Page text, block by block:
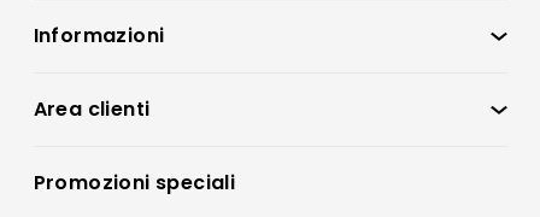
Informazioni
Condizioni di vendita
Preferenze Cookies
Area clienti
Registrati
Promozioni speciali